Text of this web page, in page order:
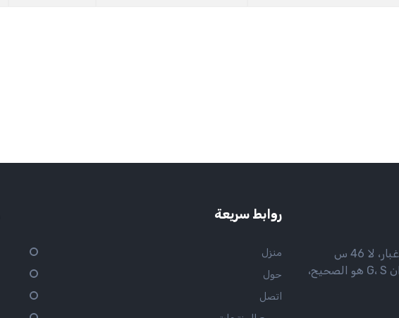
روابط سريعة
منزل
حول
اتصل
5 / F، كتلة B، الصحراء شينغ في ريا غبار، لا 46 س
الطريق نجمة FZ، لو حي الحياة N قوان G، S هو الصحيح،